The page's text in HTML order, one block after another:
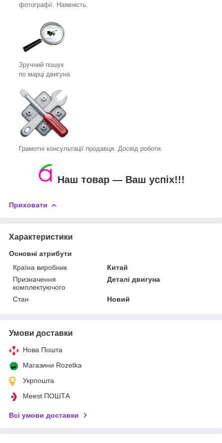
фотографії. Наявність.
Зручний пошук
по марці двигуна
Грамотні консультації продавця. Досвід роботи.
Наш товар ― Ваш успіх!!!
Приховати
Характеристики
Основні атрибути
Країна виробник
Китай
Призначення
комплектуючого
Деталі двигуна
Стан Новий
Умови доставки
Нова Пошта
Магазини Rozetka
Укрпошта
Meest ПОШТА
Всі умови доставки